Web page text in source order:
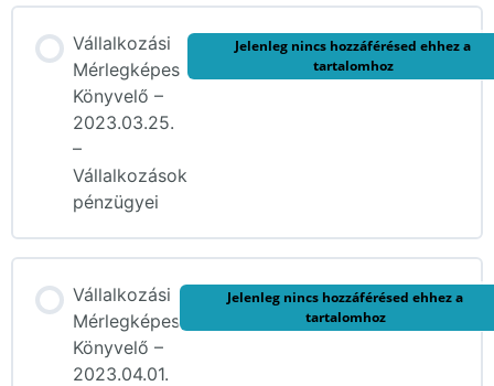
Vállalkozási
Mérlegképes
Könyvelő –
2023.03.25.
–
Vállalkozások
pénzügyei
Jelenleg nincs hozzáférésed ehhez a
tartalomhoz
Vállalkozási
Mérlegképes
Könyvelő –
2023.04.01.
Jelenleg nincs hozzáférésed ehhez a
tartalomhoz